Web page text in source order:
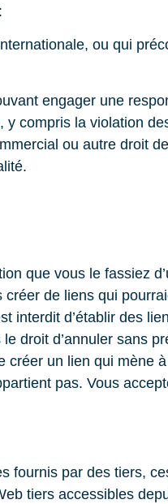
ou qui
engager une
compris la violation
ou autre droit
que vous le fassiez
de liens qui
interdit d’établir des
droit d’annuler sans
un lien qui mène
pas. Vous
fournis par des tiers,
tiers accessibles